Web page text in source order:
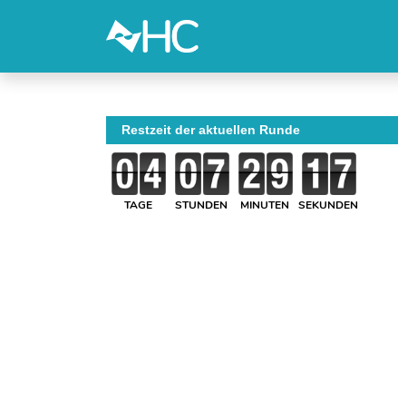
Restzeit der aktuellen Runde
TAGE STUNDEN MINUTEN SEKUNDEN